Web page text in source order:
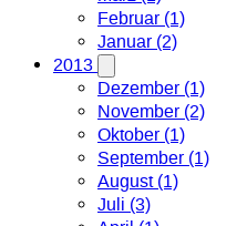
Februar (1)
Januar (2)
2013
Dezember (1)
November (2)
Oktober (1)
September (1)
August (1)
Juli (3)